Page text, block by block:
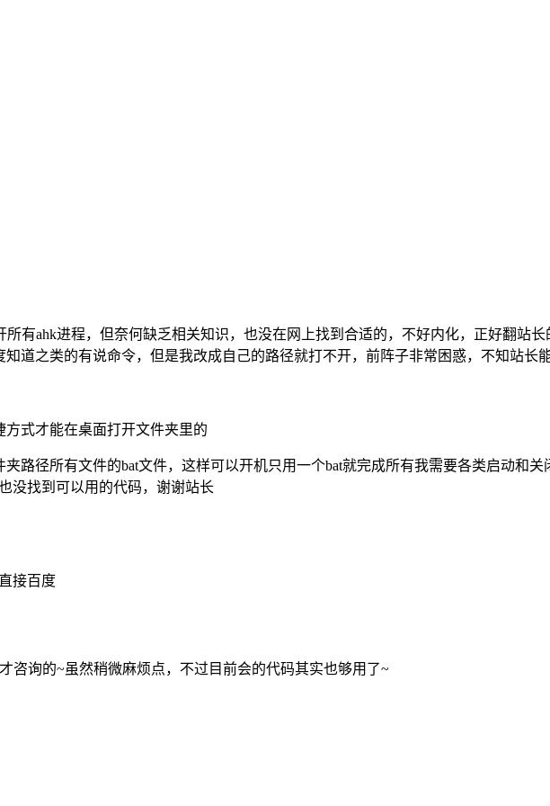
有ahk进程，但奈何缺乏相关知识，也没在网上找到合适的，不好内化，正好翻站
道之类的有说命令，但是我改成自己的路径就打不开，前阵子非常困惑，不知站长能
式才能在桌面打开文件夹里的
路径所有文件的bat文件，这样可以开机只用一个bat就完成所有我需要各类启动和
没找到可以用的代码，谢谢站长
接百度
咨询的~虽然稍微麻烦点，不过目前会的代码其实也够用了~